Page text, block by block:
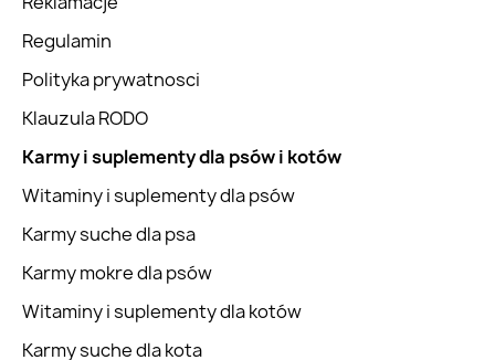
Regulamin
Polityka prywatnosci
Klauzula RODO
Karmy i suplementy dla psów i kotów
Witaminy i suplementy dla psów
Karmy suche dla psa
Karmy mokre dla psów
Witaminy i suplementy dla kotów
Karmy suche dla kota